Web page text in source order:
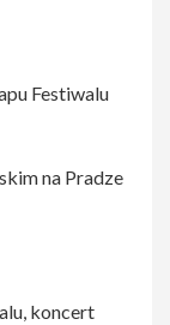
Festiwalu
na Pradze
koncert